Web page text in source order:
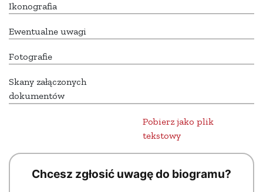
Ikonografia
Ewentualne uwagi
Fotografie
Skany załączonych
dokumentów
Pobierz jako plik
tekstowy
Chcesz zgłosić uwagę do biogramu?